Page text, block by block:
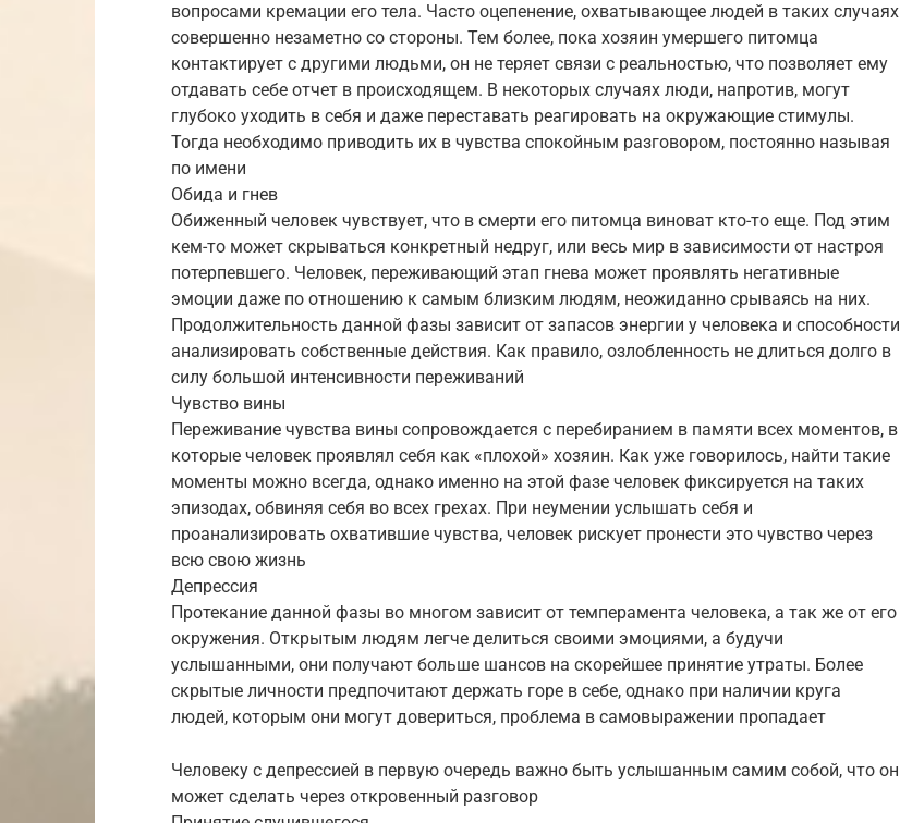
вопросами кремации его тела. Часто оцепенение, охватывающее людей в таких случаях
совершенно незаметно со стороны. Тем более, пока хозяин умершего питомца
контактирует с другими людьми, он не теряет связи с реальностью, что позволяет ему
отдавать себе отчет в происходящем. В некоторых случаях люди, напротив, могут
глубоко уходить в себя и даже переставать реагировать на окружающие стимулы.
Тогда необходимо приводить их в чувства спокойным разговором, постоянно называя
по имени
Обида и гнев
Обиженный человек чувствует, что в смерти его питомца виноват кто-то еще. Под этим
кем-то может скрываться конкретный недруг, или весь мир в зависимости от настроя
потерпевшего. Человек, переживающий этап гнева может проявлять негативные
эмоции даже по отношению к самым близким людям, неожиданно срываясь на них.
Продолжительность данной фазы зависит от запасов энергии у человека и способности
анализировать собственные действия. Как правило, озлобленность не длиться долго в
силу большой интенсивности переживаний
Чувство вины
Переживание чувства вины сопровождается с перебиранием в памяти всех моментов, в
которые человек проявлял себя как «плохой» хозяин. Как уже говорилось, найти такие
моменты можно всегда, однако именно на этой фазе человек фиксируется на таких
эпизодах, обвиняя себя во всех грехах. При неумении услышать себя и
проанализировать охватившие чувства, человек рискует пронести это чувство через
всю свою жизнь
Депрессия
Протекание данной фазы во многом зависит от темперамента человека, а так же от его
окружения. Открытым людям легче делиться своими эмоциями, а будучи
услышанными, они получают больше шансов на скорейшее принятие утраты. Более
скрытые личности предпочитают держать горе в себе, однако при наличии круга
людей, которым они могут довериться, проблема в самовыражении пропадает
Человеку с депрессией в первую очередь важно быть услышанным самим собой, что он
может сделать через откровенный разговор